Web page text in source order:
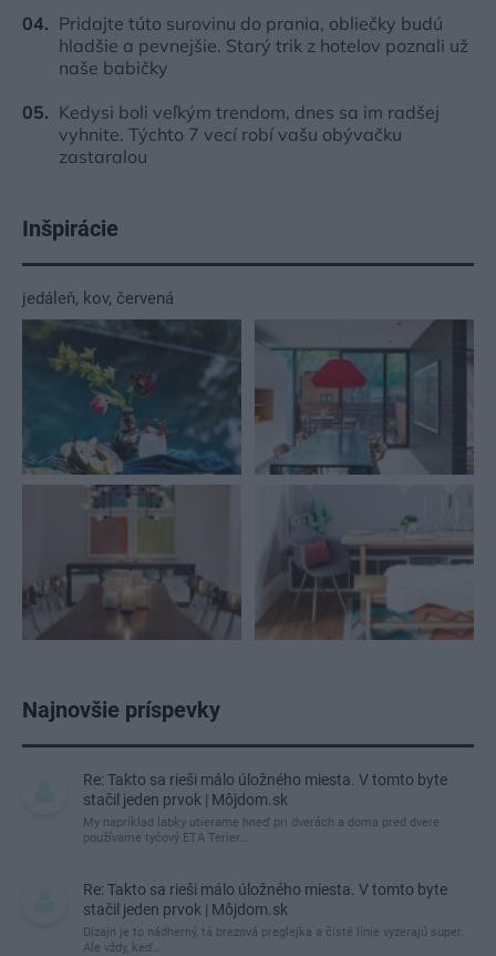
Pridajte túto surovinu do prania, obliečky budú
hladšie a pevnejšie. Starý trik z hotelov poznali už
naše babičky
Kedysi boli veľkým trendom, dnes sa im radšej
vyhnite. Týchto 7 vecí robí vašu obývačku
zastaralou
Inšpirácie
jedáleň, kov, červená
Najnovšie príspevky
Re: Takto sa rieši málo úložného miesta. V tomto byte
stačil jeden prvok | Môjdom.sk
My napríklad labky utierame hneď pri dverách a doma pred dvere
používame tyčový ETA Terier…
Re: Takto sa rieši málo úložného miesta. V tomto byte
stačil jeden prvok | Môjdom.sk
Dizajn je to nádherný, tá brezová preglejka a čisté línie vyzerajú super.
Ale vždy, keď…